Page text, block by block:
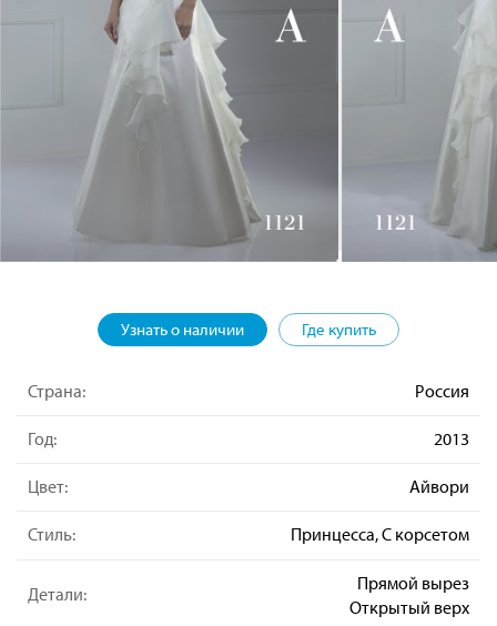
Узнать о наличии Где купить
Страна: Россия
Год: 2013
Цвет: Айвори
Стиль: Принцесса, С корсетом
Детали:
Прямой вырез
Открытый верх